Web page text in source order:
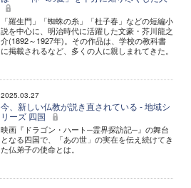
「羅生門」「蜘蛛の糸」「杜子春」などの短編小
説を中心に、明治時代に活躍した文豪・芥川龍之
介(1892～1927年)。その作品は、学校の教科書
に掲載されるなど、多くの人に親しまれてきた。
2025.03.27
今、新しい仏教が説き直されている - 地域シ
リーズ 四国
映画『ドラゴン・ハート─霊界探訪記─』の舞台
となる四国で、「あの世」の実在を伝え続けてき
た仏弟子の使命とは。